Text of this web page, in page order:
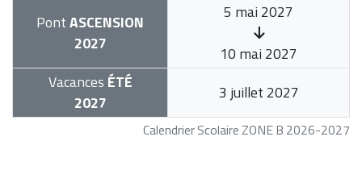
Calendrier Scolaire ZONE B 2026-2027
PontASCENSION
2027
5 mai 2027
10 mai 2027
Vacances ÉTÉ
2027
3 juillet 2027